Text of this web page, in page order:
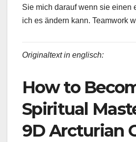
Sie mich darauf wenn sie einen
ich es ändern kann. Teamwork
Originaltext in englisch:
How to
Spiritual
9D Arcturian